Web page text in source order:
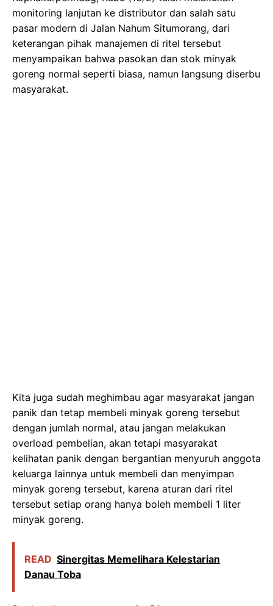
monitoring lanjutan ke distributor dan salah satu
pasar modern di Jalan Nahum Situmorang, dari
keterangan pihak manajemen di ritel tersebut
menyampaikan bahwa pasokan dan stok minyak
goreng normal seperti biasa, namun langsung diserbu
masyarakat.
Kita juga sudah meghimbau agar masyarakat jangan
panik dan tetap membeli minyak goreng tersebut
dengan jumlah normal, atau jangan melakukan
overload pembelian, akan tetapi masyarakat
kelihatan panik dengan bergantian menyuruh anggota
keluarga lainnya untuk membeli dan menyimpan
minyak goreng tersebut, karena aturan dari ritel
tersebut setiap orang hanya boleh membeli 1 liter
minyak goreng.
READ Sinergitas Memelihara Kelestarian
Danau Toba